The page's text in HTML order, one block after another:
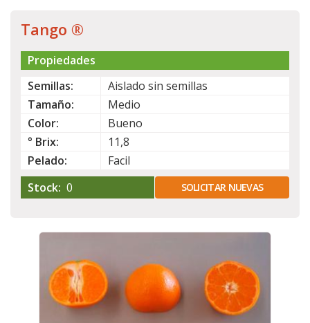
Tango ®
Propiedades
Semillas:
Aislado sin semillas
Tamaño:
Medio
Color:
Bueno
° Brix:
11,8
Pelado:
Facil
Stock: 0 SOLICITAR NUEVAS